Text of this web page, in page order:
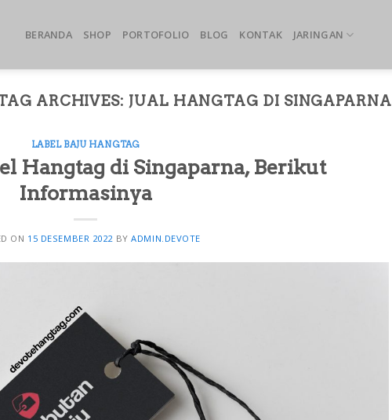
BERANDA SHOP PORTOFOLIO BLOG KONTAK JARINGAN
ARCHIVES: JUAL HANGTAG DI SINGAPARNA
LABEL BAJU HANGTAG
Hangtag di Singaparna, Berikut
Informasinya
ON 15 DESEMBER 2022 BYADMIN.DEVOTE